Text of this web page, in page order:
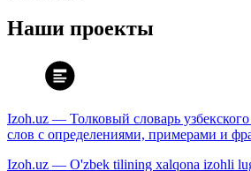
Наши проекты
Izoh.uz — Толковый словарь
слов с определениями, примерами и
Izoh.uz — O'zbek tilining xalqona izohli